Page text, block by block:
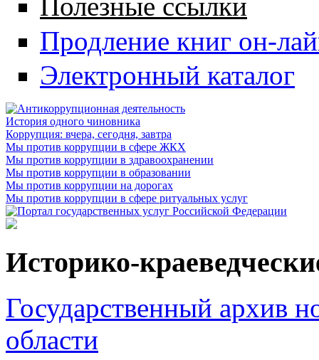
Полезные ссылки
Продление книг он-
Электронный каталог
История одного чиновника
Коррупция: вчера, сегодня, завтра
Мы против коррупции в сфере ЖКХ
Мы против коррупции в здравоохранении
Мы против коррупции в образовании
Мы против коррупции на дорогах
Мы против коррупции в сфере ритуальных услуг
Историко-
Государственный архив
области